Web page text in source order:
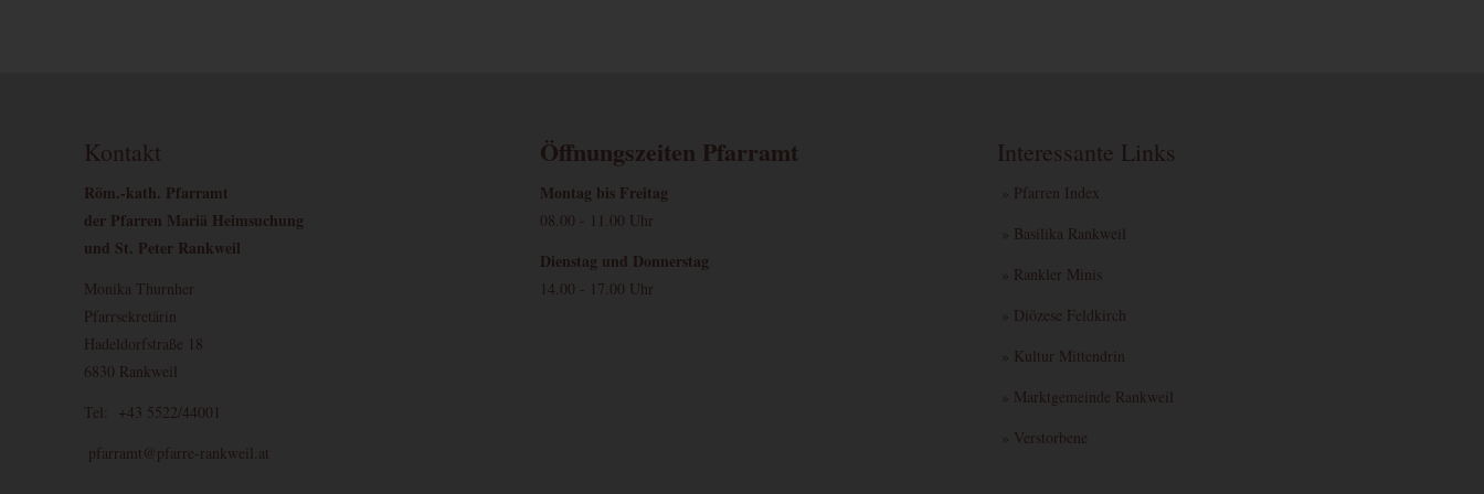
Kontakt
Röm.-kath. Pfarramt
der Pfarren Mariä Heimsuchung
und St. Peter Rankweil
Monika Thurnher
Pfarrsekretärin
Hadeldorfstraße 18
6830 Rankweil
Tel: +43 5522/44001
pfarramt@pfarre-rankweil.at
Öffnungszeiten Pfarramt
Montag bis Freitag
08.00 - 11.00 Uhr
Dienstag und Donnerstag
14.00 - 17.00 Uhr
Interessante Links
» Pfarren Index
» Basilika Rankweil
» Rankler Minis
» Diözese Feldkirch
» Kultur Mittendrin
» Marktgemeinde Rankweil
» Verstorbene